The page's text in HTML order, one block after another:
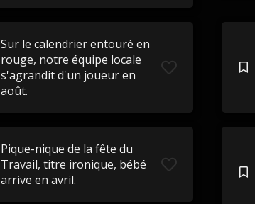
Sur le calendrier entouré en
rouge, notre équipe locale
s'agrandit d'un joueur en
août.
Pique-nique de la fête du
Travail, titre ironique, bébé
arrive en avril.